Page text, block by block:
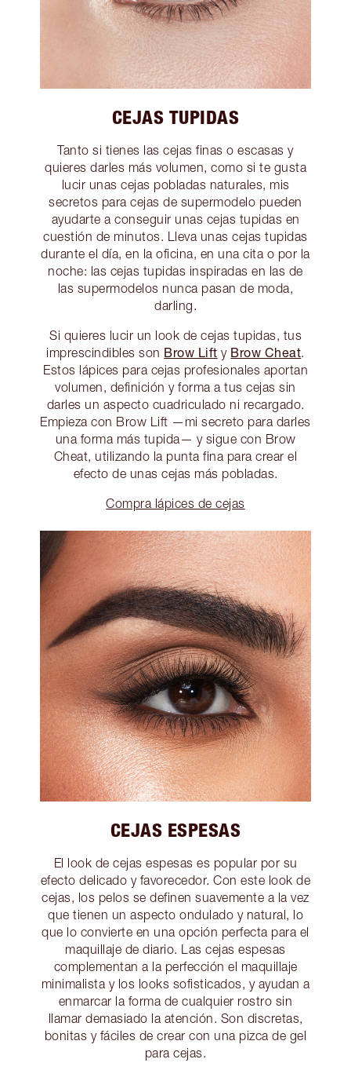
CEJAS TUPIDAS
Tanto si tienes las cejas finas o escasas y
quieres darles más volumen, como si te gusta
lucir unas cejas pobladas naturales, mis
secretos para cejas de supermodelo pueden
ayudarte a conseguir unas cejas tupidas en
cuestión de minutos. Lleva unas cejas tupidas
durante el día, en la oficina, en una cita o por la
noche: las cejas tupidas inspiradas en las de
las supermodelos nunca pasan de moda,
darling.
Si quieres lucir un look de cejas tupidas, tus
imprescindibles son Brow Lift y Brow Cheat.
Estos lápices para cejas profesionales aportan
volumen, definición y forma a tus cejas sin
darles un aspecto cuadriculado ni recargado.
Empieza con Brow Lift —mi secreto para darles
una forma más tupida— y sigue con Brow
Cheat, utilizando la punta fina para crear el
efecto de unas cejas más pobladas.
Compra lápices de cejas
CEJAS ESPESAS
El look de cejas espesas es popular por su
efecto delicado y favorecedor. Con este look de
cejas, los pelos se definen suavemente a la vez
que tienen un aspecto ondulado y natural, lo
que lo convierte en una opción perfecta para el
maquillaje de diario. Las cejas espesas
complementan a la perfección el maquillaje
minimalista y los looks sofisticados, y ayudan a
enmarcar la forma de cualquier rostro sin
llamar demasiado la atención. Son discretas,
bonitas y fáciles de crear con una pizca de gel
para cejas.